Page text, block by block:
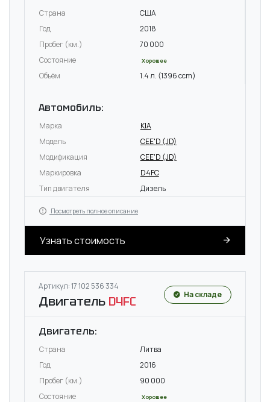
Страна
США
Год
2018
Пробег (км.)
70 000
Состояние
Хорошее
Объём 1.4 л. (1396 ccm)
Автомобиль:
Марка
KIA
Модель
CEE'D (JD)
Модификация
CEE'D (JD)
Маркировка
D4FC
Тип двигателя
Дизель
Посмотреть полное описание
Узнать стоимость
Артикул: 17 102 536 334
Двигатель D4FC На складе
Двигатель:
Страна
Литва
Год
2016
Пробег (км.)
90 000
Состояние
Хорошее